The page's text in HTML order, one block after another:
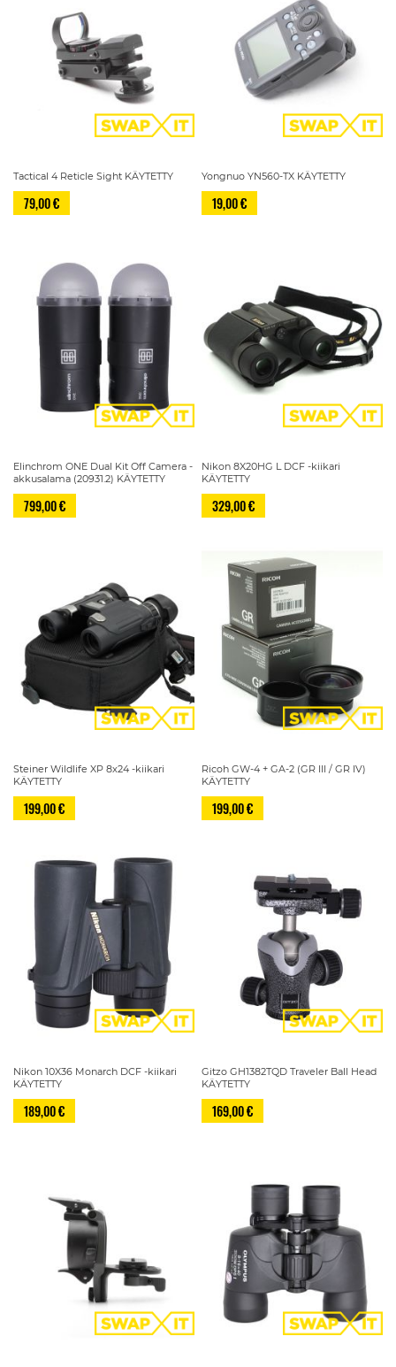
Tactical 4 Reticle Sight KÄYTETTY
79,00 €
Yongnuo YN560-TX KÄYTETTY
19,00 €
Elinchrom ONE Dual Kit Off Camera -
akkusalama (20931.2) KÄYTETTY
799,00 €
Nikon 8X20HG L DCF -kiikari
KÄYTETTY
329,00 €
Steiner Wildlife XP 8x24 -kiikari
KÄYTETTY
199,00 €
Ricoh GW-4 + GA-2 (GR III / GR IV)
KÄYTETTY
199,00 €
Nikon 10X36 Monarch DCF -kiikari
KÄYTETTY
189,00 €
Gitzo GH1382TQD Traveler Ball Head
KÄYTETTY
169,00 €